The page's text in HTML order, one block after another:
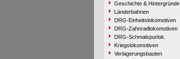
Geschichte & Hintergründe
Länderbahnen
DRG-Einheitslokomotiven
DRG-Zahnradlokomotiven
DRG-Schmalspurlok.
Kriegslokomotiven
Verlagerungsbauten